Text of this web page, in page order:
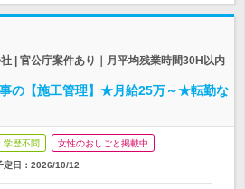
| 官公庁案件あり｜月平均残業時間30H以内
の【施工管理】★月給25万～★転勤な
学歴不問 女性のおしごと掲載中
定日： 2026/10/12